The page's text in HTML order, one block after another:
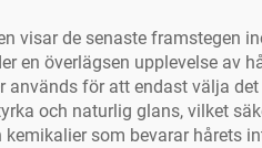
visar de senaste framstegen
en överlägsen upplevelse av
för att endast välja
och naturlig glans, vilket
som bevarar hårets